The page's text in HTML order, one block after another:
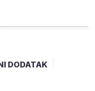
DODATAK